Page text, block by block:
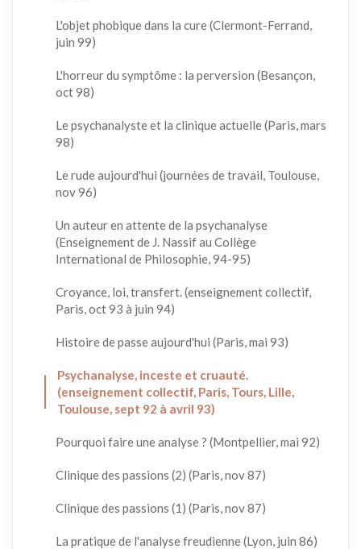
L'objet phobique dans la cure (Clermont-Ferrand,
juin 99)
L'horreur du symptôme : la perversion (Besançon,
oct 98)
Le psychanalyste et la clinique actuelle (Paris, mars
98)
Le rude aujourd'hui (journées de travail, Toulouse,
nov 96)
Un auteur en attente de la psychanalyse
(Enseignement de J. Nassif au Collège
International de Philosophie, 94-95)
Croyance, loi, transfert. (enseignement collectif,
Paris, oct 93 à juin 94)
Histoire de passe aujourd'hui (Paris, mai 93)
Psychanalyse, inceste et cruauté.
(enseignement collectif, Paris, Tours, Lille,
Toulouse, sept 92 à avril 93)
Pourquoi faire une analyse ? (Montpellier, mai 92)
Clinique des passions (2) (Paris, nov 87)
Clinique des passions (1) (Paris, nov 87)
La pratique de l'analyse freudienne (Lyon, juin 86)